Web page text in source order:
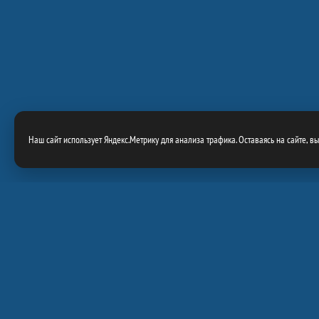
Наш сайт использует Яндекс.Метрику для анализа трафика. Оставаясь на сайте,